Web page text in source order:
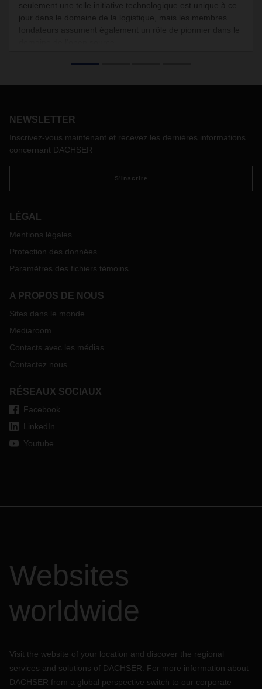
seulement une telle initiative technologique est unique à ce
jour dans le domaine de la logistique, mais les membres
fondateurs assument également un rôle de pionnier dans le
NEWSLETTER
Inscrivez-vous maintenant et recevez les dernières informations
concernant DACHSER
S'inscrire
LÉGAL
Mentions légales
Protection des données
Paramètres des fichiers témoins
A PROPOS DE NOUS
Sites dans le monde
Mediaroom
Contacts avec les médias
Contactez nous
RÉSEAUX SOCIAUX
Facebook
LinkedIn
Youtube
Websites
worldwide
Visit the website of your location and discover the regional
services and solutions of DACHSER. For more information about
DACHSER from a global perspective switch to our corporate